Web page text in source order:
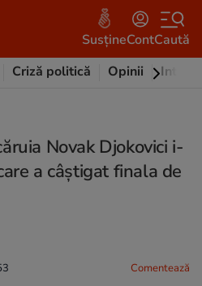
SusțineContCaută
Criză politică Opinii
Novak Djokovici i-
a câștigat finala de
Comentează